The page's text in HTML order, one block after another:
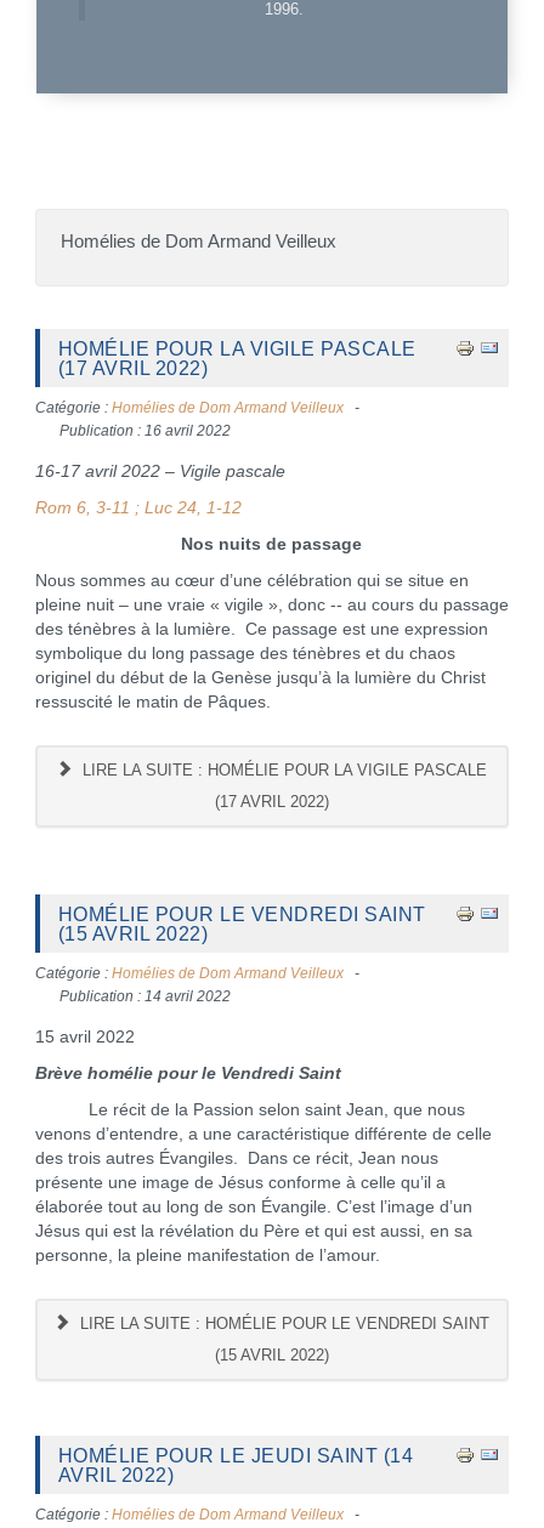
1996.
Homélies de Dom Armand Veilleux
HOMÉLIE POUR LA VIGILE PASCALE
(17 AVRIL 2022)
Catégorie : Homélies de Dom Armand Veilleux
Publication : 16 avril 2022
16-17 avril 2022 – Vigile pascale
Rom 6, 3-11 ; Luc 24, 1-12
Nos nuits de passage
Nous sommes au cœur d’une célébration qui se situe en
pleine nuit – une vraie « vigile », donc -- au cours du passage
des ténèbres à la lumière. Ce passage est une expression
symbolique du long passage des ténèbres et du chaos
originel du début de la Genèse jusqu’à la lumière du Christ
ressuscité le matin de Pâques.
LIRE LA SUITE : HOMÉLIE POUR LA VIGILE PASCALE
(17 AVRIL 2022)
HOMÉLIE POUR LE VENDREDI SAINT
(15 AVRIL 2022)
Catégorie : Homélies de Dom Armand Veilleux
Publication : 14 avril 2022
15 avril 2022
Brève homélie pour le Vendredi Saint
Le récit de la Passion selon saint Jean, que nous
venons d’entendre, a une caractéristique différente de celle
des trois autres Évangiles. Dans ce récit, Jean nous
présente une image de Jésus conforme à celle qu’il a
élaborée tout au long de son Évangile. C’est l’image d’un
Jésus qui est la révélation du Père et qui est aussi, en sa
personne, la pleine manifestation de l’amour.
LIRE LA SUITE : HOMÉLIE POUR LE VENDREDI SAINT
(15 AVRIL 2022)
HOMÉLIE POUR LE JEUDI SAINT (14
AVRIL 2022)
Catégorie : Homélies de Dom Armand Veilleux